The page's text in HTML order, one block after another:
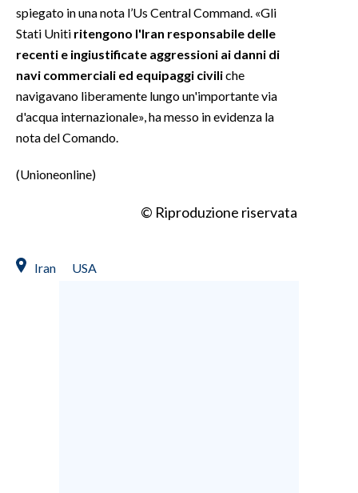
spiegato in una nota l’Us Central Command. «Gli
Stati Uniti ritengono l'Iran responsabile delle
recenti e ingiustificate aggressioni ai danni di
navi commerciali ed equipaggi civiliche
navigavano liberamente lungo un'importante via
d'acqua internazionale», ha messo in evidenza la
nota del Comando.
(Unioneonline)
© Riproduzione riservata
Iran USA